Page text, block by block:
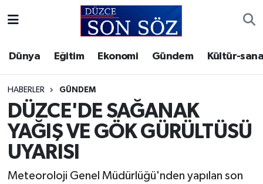
Dünya Eğitim Ekonomi Gündem Kültür-
HABERLER GÜNDEM
DÜZCE'DE SAĞANAK
YAĞIŞ VE GÖK GÜRÜLTÜSÜ
UYARISI
Meteoroloji Genel Müdürlüğü'nden yapılan son
Gizlilik Sözleşmesi
İletişim
Künye
Akçakoca Hava Durumu
Akçakoca Trafik Yoğunluk Haritası
Süper Lig Puan Durumu ve Fikstür